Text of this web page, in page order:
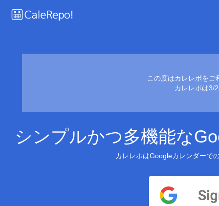
この度はカレレポをご
カレレポは3/
シンプルかつ多機能な
カレレポはGoogleカレンダーで